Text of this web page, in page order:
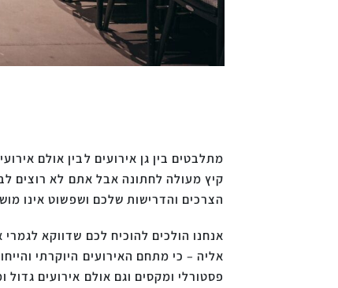
מתלבטים בין גן אירועים לבין אולם
קיץ מעולה לחתונה אבל אתם לא רוצים
הצרכים והדרישות שלכם ושפשוט אינו
אנחנו הולכים להוכיח לכם שדווקא
אליה – כי מתחם האירועים היוקרתי
פסטורלי ומקסים וגם אולם אירועים